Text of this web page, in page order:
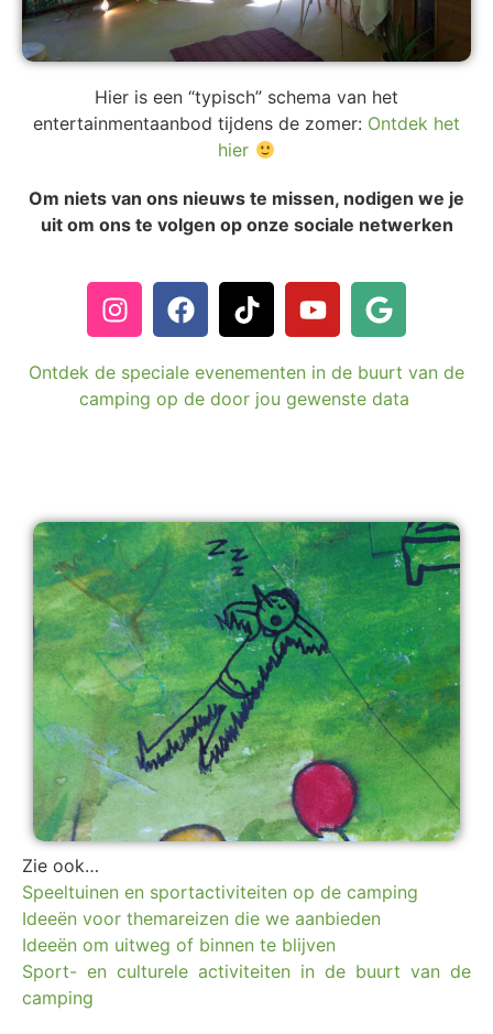
Hier is een “typisch” schema van het
entertainmentaanbod tijdens de zomer: Ontdek het
hier
Om niets van ons nieuws te missen, nodigen we je
uit om ons te volgen op onze sociale netwerken
Ontdek de speciale evenementen in de buurt van de
camping op de door jou gewenste data
Zie ook…
Speeltuinen en sportactiviteiten op de camping
Ideeën voor themareizen die we aanbieden
Ideeën om uitweg of binnen te blijven
Sport- en culturele activiteiten in de buurt van de
camping